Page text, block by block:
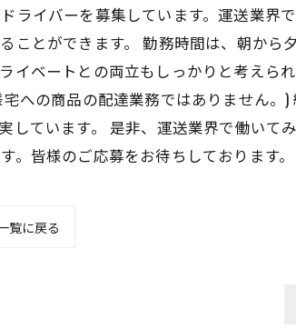
イバーを募集しています。運送業界
とができます。 勤務時間は、朝から
ベートとの両立もしっかりと考えら
の商品の配達業務ではありません。)
ています。 是非、運送業界で働いて
皆様のご応募をお待ちしております。
覧に戻る